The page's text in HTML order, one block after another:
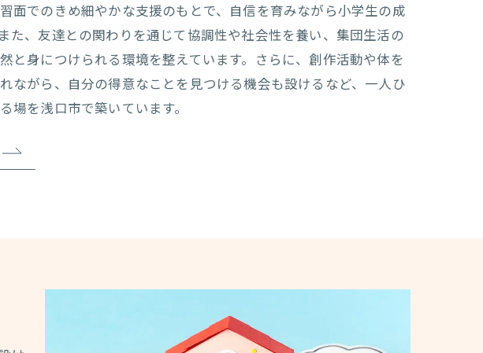
面でのきめ細やかな支援のもとで、自信を育みながら小学生の成
た、友達との関わりを通じて協調性や社会性を養い、集団生活の
と身につけられる環境を整えています。さらに、創作活動や体を
ながら、自分の得意なことを見つける機会も設けるなど、一人ひ
場を浅口市で築いています。